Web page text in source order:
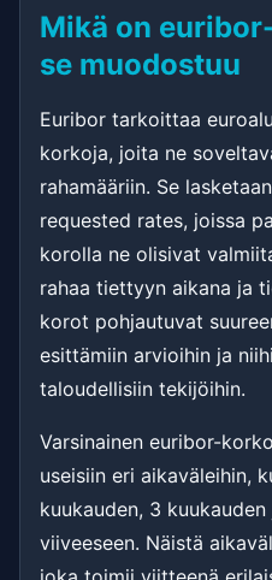
Mikä on
se muodostuu
Euribor tarkoittaa
korkoja, joita ne
rahamääriin. Se
requested rates, joissa
korolla ne olisivat
rahaa tiettyyn aikana ja
korot pohjautuvat
esittämiin arvioihin ja
taloudellisiin tekijöihin.
Varsinainen euribor-
useisiin eri aikaväleihin,
kuukauden, 3
viiveeseen. Näistä